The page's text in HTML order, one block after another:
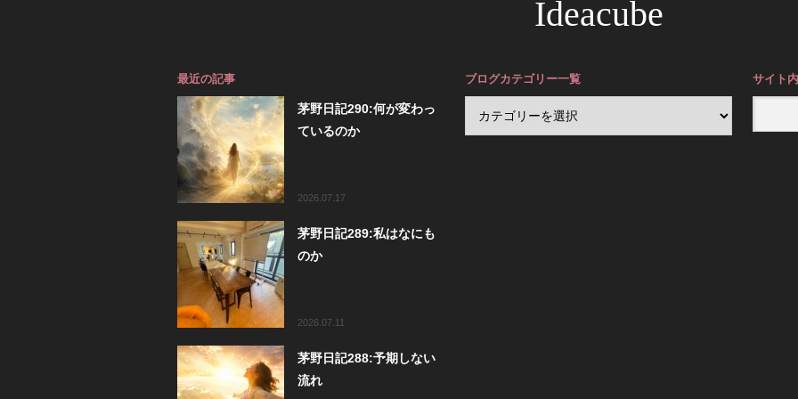
Ideacube
最近の記事
茅野日記290:何が変わっ
ているのか
2026.07.17
茅野日記289:私はなにも
のか
2026.07.11
茅野日記288:予期しない
流れ
ブログカテゴリー一覧 サイト